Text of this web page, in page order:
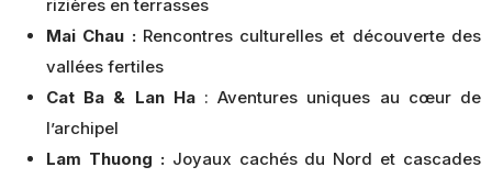
rizières en terrasses
Mai Chau :Rencontres culturelles et découverte des
vallées fertiles
Cat Ba & Lan Ha: Aventures uniques au cœur de
l’archipel
Lam Thuong :Joyaux cachés du Nord et cascades